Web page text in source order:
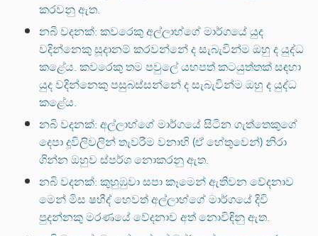
කරවනු ඇත.
නබි වදනක්: කවරෙකු අල්ලාහ්ගේ මාර්ගයේ යුද
වදින්නෙකු සූදානම් කරවන්නේ ද සැබැවින්ම ඔහු ද යුද්ධ
කළේය. කවරෙකු තම පවුලේ යහපත් කටයුත්තක් සඳහා
යුද වදින්නෙකු පසුබස්සන්නේ ද සැබැවින්ම ඔහු ද යුද්ධ
කළේය.
නබි වදනක්: අල්ලාහ්ගේ මාර්ගයේ සිටින ගැත්තෙකුගේ
දෙපා දූවිලිවලින් තැවරීම වනාහි (ඒ හේතුවෙන්) නිරා
ගින්න ඔහුව ස්පර්ශ නොකරනු ඇත.
නබි වදනක්: කුහුඹුවා සපා කෑමෙන් ඇතිවන වේදනාව
මෙන් මිස ෂහීද් හෙවත් අල්ලාහ්ගේ මාර්ගයේ දිවි
පුදන්නකු මරණයේ වේදනාව අත් නොවිඳිනු ඇත.